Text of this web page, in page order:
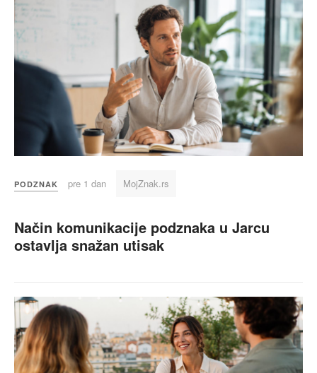
PODZNAK pre 1 dan MojZnak.rs
Način komunikacije podznaka u Jarcu
ostavlja snažan utisak